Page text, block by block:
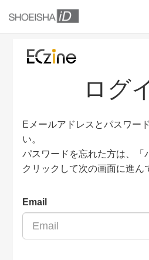
ログ
Eメールアドレスとパスワー
い。
パスワードを忘れた方は、「
クリックして次の画面に進ん
Email